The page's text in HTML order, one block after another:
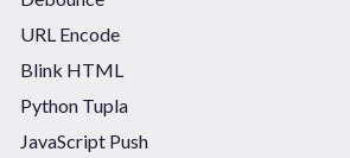
URL Encode
Blink HTML
Python Tupla
JavaScript Push